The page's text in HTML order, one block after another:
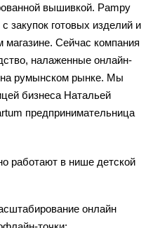
вышивкой. Pampy
закупок готовых изделий и
магазине. Сейчас компания
налаженные онлайн-
румынском рынке. Мы
бизнеса Натальей
предпринимательница
работают в нише детской
онлайн